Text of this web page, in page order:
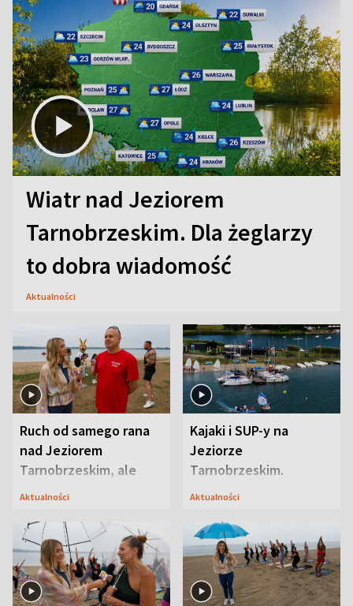
Wiatr nad Jeziorem
Tarnobrzeskim. Dla żeglarzy
to dobra wiadomość
Aktualności
Ruch od samego rana
nad Jeziorem
Tarnobrzeskim, ale
ważna jest jedna
Aktualności
Kajaki i SUP-y na
Jeziorze
Tarnobrzeskim.
Przyrodnicy zwracają
Aktualności